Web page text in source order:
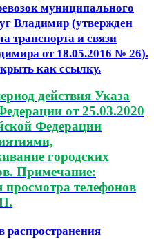
муниципального
Владимир (утвержден
транспорта и связи
от 18.05.2016 № 26).
как ссылку.
действия Указа
от 25.03.2020
Федерации
городских
Примечание:
телефонов
распространения